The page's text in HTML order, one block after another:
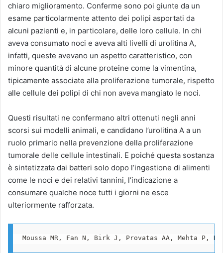
chiaro miglioramento. Conferme sono poi giunte da un
esame particolarmente attento dei polipi asportati da
alcuni pazienti e, in particolare, delle loro cellule. In chi
aveva consumato noci e aveva alti livelli di urolitina A,
infatti, queste avevano un aspetto caratteristico, con
minore quantità di alcune proteine come la vimentina,
tipicamente associate alla proliferazione tumorale, rispetto
alle cellule dei polipi di chi non aveva mangiato le noci.
Questi risultati ne confermano altri ottenuti negli anni
scorsi sui modelli animali, e candidano l’urolitina A a un
ruolo primario nella prevenzione della proliferazione
tumorale delle cellule intestinali. E poiché questa sostanza
è sintetizzata dai batteri solo dopo l’ingestione di alimenti
come le noci e dei relativi tannini, l’indicazione a
consumare qualche noce tutti i giorni ne esce
ulteriormente rafforzata.
Moussa MR, Fan N, Birk J, Provatas AA, Mehta P,